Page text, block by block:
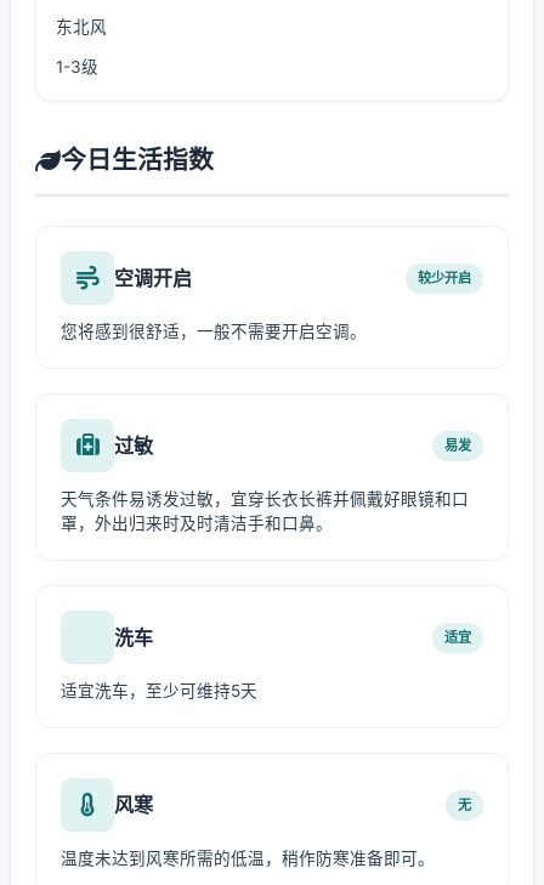
东北风
1-3级
今日生活指数
空调开启 较少开启
您将感到很舒适，一般不需要开启空调。
过敏 易发
天气条件易诱发过敏，宜穿长衣长裤并佩戴好眼镜和口
罩，外出归来时及时清洁手和口鼻。
洗车 适宜
适宜洗车，至少可维持5天
风寒 无
温度未达到风寒所需的低温，稍作防寒准备即可。